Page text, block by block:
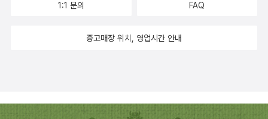
1:1 문의 FAQ
중고매장 위치, 영업시간 안내